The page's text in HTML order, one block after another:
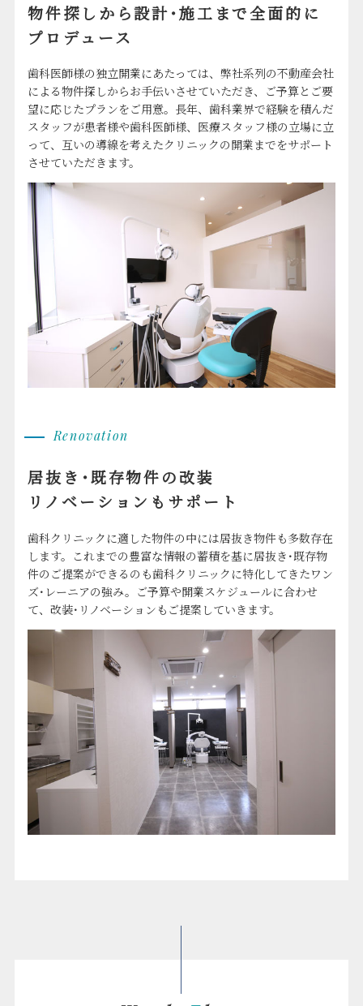
物件探しから設計･施工まで全面的に
プロデュース
歯科医師様の独立開業にあたっては、弊社系列の不動産会社
による物件探しからお手伝いさせていただき、ご予算とご要
望に応じたプランをご用意。長年、歯科業界で経験を積んだ
スタッフが患者様や歯科医師様、医療スタッフ様の立場に立
って、互いの導線を考えたクリニックの開業までをサポート
させていただきます。
Renovation
居抜き･既存物件の改装
リノベーションもサポート
歯科クリニックに適した物件の中には居抜き物件も多数存在
します。これまでの豊富な情報の蓄積を基に居抜き･既存物
件のご提案ができるのも歯科クリニックに特化してきたワン
ズ･レーニアの強み。ご予算や開業スケジュールに合わせ
て、改装･リノベーションもご提案していきます。